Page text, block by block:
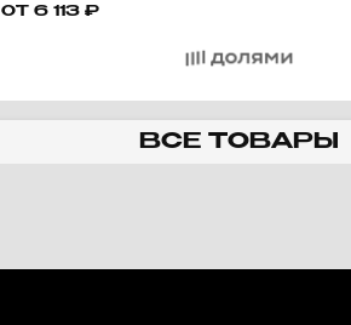
WORKOUT TOP MEN'S
ОТ 6 113 ₽
ВСЕ ТОВАРЫ